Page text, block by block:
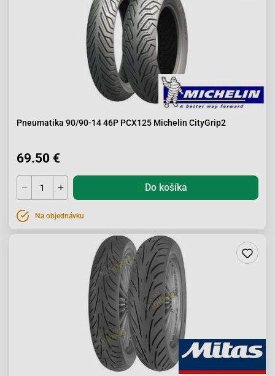
Pneumatika 90/90-14 46P PCX125 Michelin CityGrip2
69.50 €
Do košíka
Na objednávku